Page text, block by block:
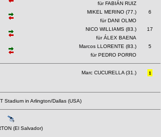
für FABIÁN RUIZ
MIKEL MERINO (77.)
6
für DANI OLMO
NICO WILLIAMS (83.)
17
für ÁLEX BAENA
Marcos LLORENTE (83.)
5
für PEDRO PORRO
Marc CUCURELLA (31.)
Stadium in Arlington/Dallas (USA)
(El Salvador)